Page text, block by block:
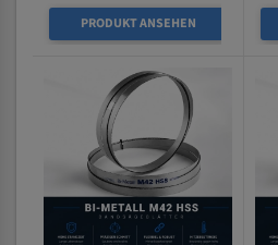
PRODUKT ANSEHEN